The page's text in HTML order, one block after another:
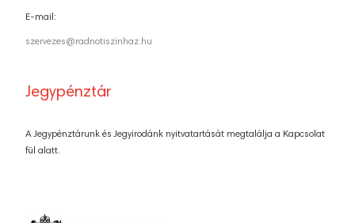
E-mail:
szervezes@radnotiszinhaz.hu
Jegypénztár
A Jegypénztárunk és Jegyirodánk nyitvatartását megtalálja a Kapcsolat
fül alatt.